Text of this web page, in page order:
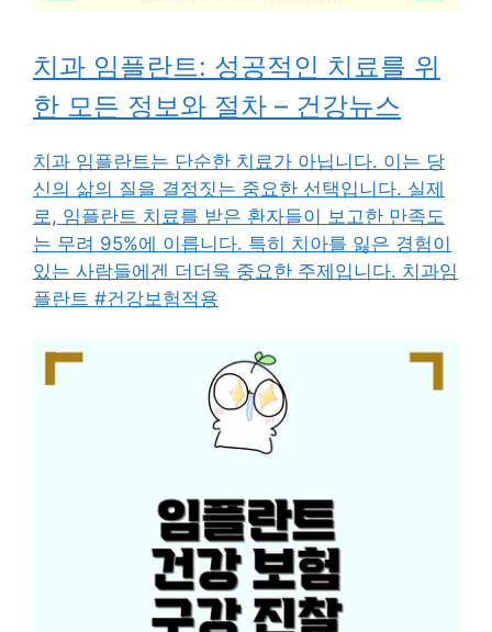
치과 임플란트: 성공적인 치료를 위
한 모든 정보와 절차 – 건강뉴스
치과 임플란트는 단순한 치료가 아닙니다. 이는 당
신의 삶의 질을 결정짓는 중요한 선택입니다. 실제
로, 임플란트 치료를 받은 환자들이 보고한 만족도
는 무려 95%에 이릅니다. 특히 치아를 잃은 경험이
있는 사람들에겐 더더욱 중요한 주제입니다. 치과임
플란트 #건강보험적용